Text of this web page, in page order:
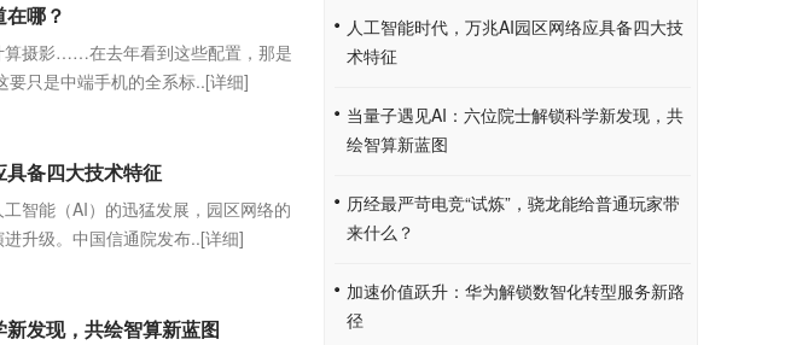
哪？
算摄影……在去年看到这些配置，那是
要只是中端手机的全系标..[详细]
备四大技术特征
智能（AI）的迅猛发展，园区网络的
升级。中国信通院发布..[详细]
发现，共绘智算新蓝图
人工智能时代，万兆AI园区网络应具备四大技
术特征
当量子遇见AI：六位院士解锁科学新发现，共
绘智算新蓝图
历经最严苛电竞“试炼”，骁龙能给普通玩家带
来什么？
加速价值跃升：华为解锁数智化转型服务新路
径